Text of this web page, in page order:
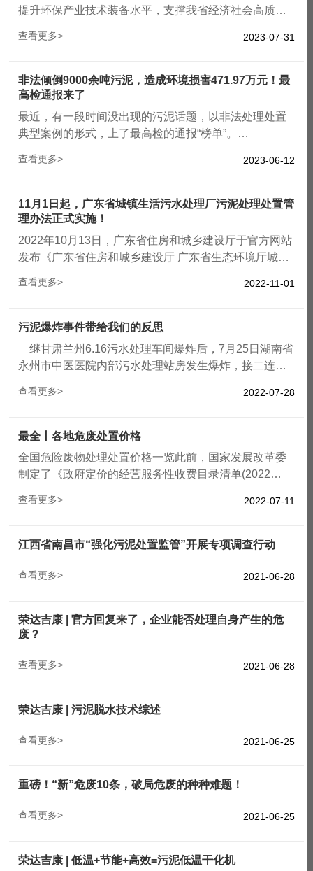
提升环保产业技术装备水平，支撑我省经济社会高质量
态环境保护优秀示范工程及先进装备的征集工作。经资
《2022年广东省生态环境保护优秀示范工程及先进装备
目录》，现予公布。
查看更多> 2023-07-31
非法倾倒9000余吨污泥，造成环境损害471.97万元！最
高检通报来了
最近，有一段时间没出现的污泥话题，以非法处理处置
典型案例的形式，上了最高检的通报“榜单”。
6月5日，最高检发布检察机关服务保障碳达峰碳中和典
选。
查看更多> 2023-06-12
11月1日起，广东省城镇生活污水处理厂污泥处理处置管
理办法正式实施！
2022年10月13日，广东省住房和城乡建设厅于官方网站
发布《广东省住房和城乡建设厅 广东省生态环境厅城镇
东省城镇生活污水处理厂污泥处理处置的规范化管理，
法自2022年11月1日起施行，有效期5年。
查看更多> 2022-11-01
污泥爆炸事件带给我们的反思
继甘肃兰州6.16污水处理车间爆炸后，7月25日湖南省
永州市中医医院内部污水处理站房发生爆炸，接二连三
多多少少都都会了解并掌握规避此类事故的发生，但为
最大程度减少此类安全事故的发生呢?
查看更多> 2022-07-28
最全丨各地危废处置价格
全国危险废物处理处置价格一览此前，国家发展改革委
制定了《政府定价的经营服务性收费目录清单(2022
查看更多> 2022-07-11
江西省南昌市“强化污泥处置监管”开展专项调查行动
查看更多> 2021-06-28
荣达吉康 | 官方回复来了，企业能否处理自身产生的危
废？
查看更多> 2021-06-28
荣达吉康 | 污泥脱水技术综述
查看更多> 2021-06-25
重磅！“新”危废10条，破局危废的种种难题！
查看更多> 2021-06-25
荣达吉康 | 低温+节能+高效=污泥低温干化机